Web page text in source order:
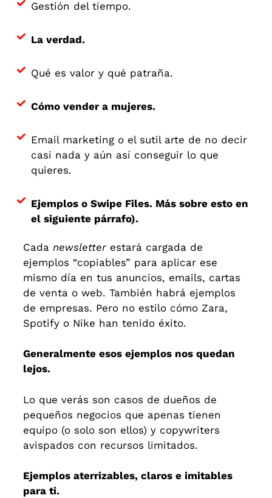
Gestión del tiempo.
La verdad.
Qué es valor y qué patraña.
Cómo vender a mujeres.
Email marketing o el sutil arte de no decir
casi nada y aún así conseguir lo que
quieres.
Ejemplos o Swipe Files. Más sobre esto en
el siguiente párrafo).
Cada newsletter estará cargada de
ejemplos “copiables” para aplicar ese
mismo día en tus anuncios, emails, cartas
de venta o web. También habrá ejemplos
de empresas. Pero no estilo cómo Zara,
Spotify o Nike han tenido éxito.
Generalmente esos ejemplos nos quedan
lejos.
Lo que verás son casos de dueños de
pequeños negocios que apenas tienen
equipo (o solo son ellos) y copywriters
avispados con recursos limitados.
Ejemplos aterrizables, claros e imitables
para ti.